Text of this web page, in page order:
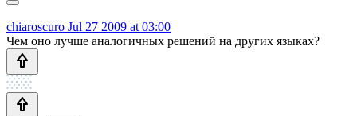
chiaroscuro Jul 27 2009 at 03:00
Чем оно лучше аналогичных решений на других языках?